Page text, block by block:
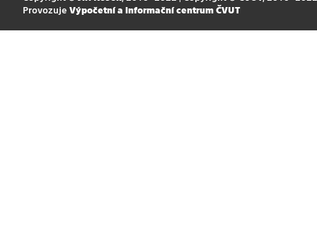
Provozuje Výpočetní a informační centrum ČVUT